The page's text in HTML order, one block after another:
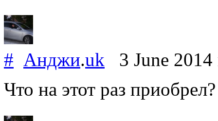
# Анджи.uk 3 June 2014
Что на этот раз приобрел?